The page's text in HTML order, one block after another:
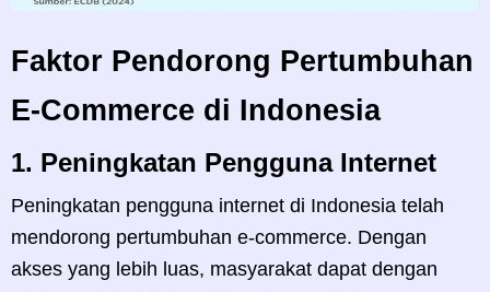
Faktor Pendorong Pertumbuhan
E-Commerce di Indonesia
1. Peningkatan Pengguna Internet
Peningkatan pengguna internet di Indonesia telah
mendorong pertumbuhan e-commerce. Dengan
akses yang lebih luas, masyarakat dapat dengan